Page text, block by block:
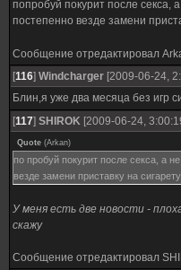
попробуй покурит после секса,
постепенно везде замени
Сообщение отредактировал
[116] Windcharger [2009-06-24,
Блин,я уже два месяца без игр
[117] SHIROK [2009-06-24,
Quote (Arkan)
по пробуй покурит после секса, а
везде замени приставку на
У меня есть две новости -
скажу
Сообщение отредактировал